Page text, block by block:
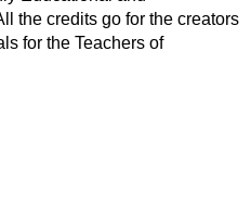
the credits go for the creators
for the Teachers of